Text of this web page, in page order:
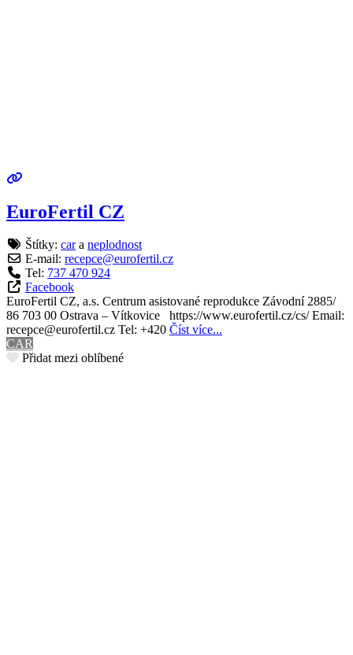
EuroFertil CZ
Štítky: cara neplodnost
E-mail: recepce@eurofertil.cz
Tel: 737 470 924
Facebook
EuroFertil CZ, a.s. Centrum asistované reprodukce Závodní 2885/
86 703 00 Ostrava – Vítkovice https://www.eurofertil.cz/cs/ Email:
recepce@eurofertil.cz Tel: +420 Číst více...
CAR
Přidat mezi oblíbené